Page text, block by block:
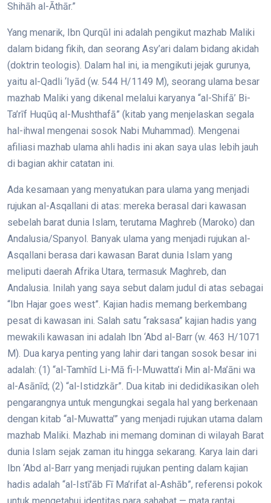
Shihāh al-Āthār.”
Yang menarik, Ibn Qurqūl ini adalah pengikut mazhab Maliki
dalam bidang fikih, dan seorang Asy’ari dalam bidang akidah
(doktrin teologis). Dalam hal ini, ia mengikuti jejak gurunya,
yaitu al-Qadli ‘Iyād (w. 544 H/1149 M), seorang ulama besar
mazhab Maliki yang dikenal melalui karyanya “al-Shifā’ Bi-
Ta’rīf Huqūq al-Mushthafā” (kitab yang menjelaskan segala
hal-ihwal mengenai sosok Nabi Muhammad). Mengenai
afiliasi mazhab ulama ahli hadis ini akan saya ulas lebih jauh
di bagian akhir catatan ini.
Ada kesamaan yang menyatukan para ulama yang menjadi
rujukan al-Asqallani di atas: mereka berasal dari kawasan
sebelah barat dunia Islam, terutama Maghreb (Maroko) dan
Andalusia/Spanyol. Banyak ulama yang menjadi rujukan al-
Asqallani berasa dari kawasan Barat dunia Islam yang
meliputi daerah Afrika Utara, termasuk Maghreb, dan
Andalusia. Inilah yang saya sebut dalam judul di atas sebagai
“Ibn Hajar goes west”. Kajian hadis memang berkembang
pesat di kawasan ini. Salah satu “raksasa” kajian hadis yang
mewakili kawasan ini adalah Ibn ‘Abd al-Barr (w. 463 H/1071
M). Dua karya penting yang lahir dari tangan sosok besar ini
adalah: (1) “al-Tamhīd Li-Mā fi-l-Muwatta’i Min al-Ma’āni wa
al-Asānīd; (2) “al-Istidzkār”. Dua kitab ini dedidikasikan oleh
pengarangnya untuk mengungkai segala hal yang berkenaan
dengan kitab “al-Muwatta’” yang menjadi rujukan utama dalam
mazhab Maliki. Mazhab ini memang dominan di wilayah Barat
dunia Islam sejak zaman itu hingga sekarang. Karya lain dari
Ibn ‘Abd al-Barr yang menjadi rujukan penting dalam kajian
hadis adalah “al-Istī’āb Fī Ma’rifat al-Ashāb”, referensi pokok